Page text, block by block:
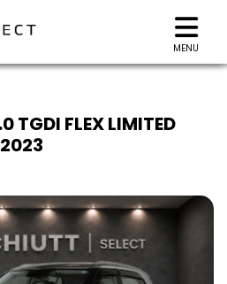
MENU
TGDI FLEX LIMITED